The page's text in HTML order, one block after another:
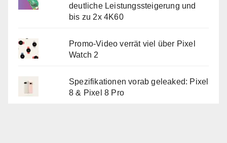
deutliche Leistungssteigerung und
bis zu 2x 4K60
Promo-Video verrät viel über Pixel
Watch 2
Spezifikationen vorab geleaked: Pixel
8 & Pixel 8 Pro